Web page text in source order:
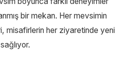
bir mekan. Her mevsimin
misafirlerin her ziyaretinde yeni